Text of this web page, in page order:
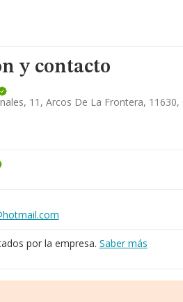
y contacto
11, Arcos De La Frontera, 11630,
por la empresa. Saber más